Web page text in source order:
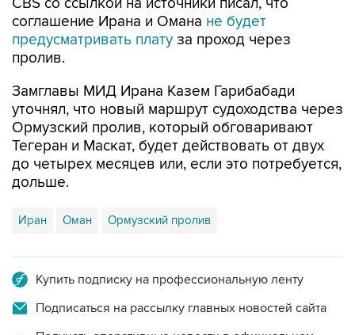
соглашение Ирана и Омана не будет
предусматривать плату за проход через
пролив.
Замглавы МИД Ирана Казем Гарибабади
уточнял, что новый маршрут судоходства через
Ормузский пролив, который обговаривают
Тегеран и Маскат, будет действовать от двух
до четырех месяцев или, если это потребуется,
дольше.
Иран Оман Ормузский пролив
Купить подписку на профессиональную ленту
Подписаться на рассылку главных новостей сайта